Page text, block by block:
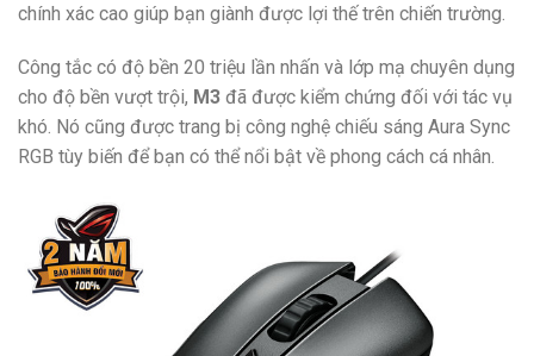
chính xác cao giúp bạn giành được lợi thế trên chiến trường.
Công tắc có độ bền 20 triệu lần nhấn và lớp mạ chuyên dụng
cho độ bền vượt trội, M3 đã được kiểm chứng đối với tác vụ
khó. Nó cũng được trang bị công nghệ chiếu sáng Aura Sync
RGB tùy biến để bạn có thể nổi bật về phong cách cá nhân.